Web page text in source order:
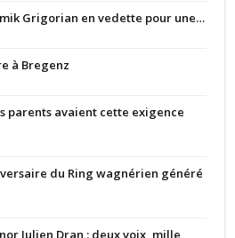
Grigorian en vedette pour une…
à Bregenz
parents avaient cette exigence
du Ring wagnérien généré
Julien Dran : deux voix, mille